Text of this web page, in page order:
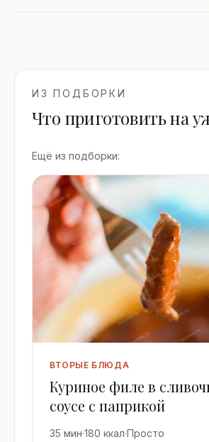
ИЗ ПОДБОРКИ
Что приготовить на
Ещё из подборки:
ВТОРЫЕ БЛЮДА
Куриное филе в
соусе с паприкой
35 мин·180 ккал·Просто